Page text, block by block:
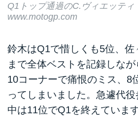
Q1トップ通過のC.ヴィエッティ
www.motogp.com
鈴木はQ1で惜しくも5位、佐
まで全体ベストを記録しな
10コーナーで痛恨のミス、8
ってしまいました。急遽代
中は11位でQ1を終えています